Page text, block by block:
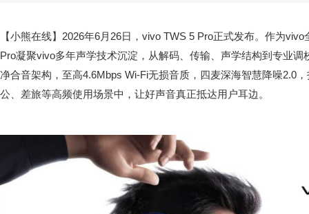
【小熊在线】2026年6月26日，vivo TWS 5 Pro正式发布。作为
Pro凝聚vivo多年声学技术沉淀，从解码、传输、声学结构到专业
净合音架构，至高4.6Mbps Wi-Fi无损音质，四麦深海智慧降噪2.0
公、差旅等高频使用场景中，让好声音真正抵达用户耳边。